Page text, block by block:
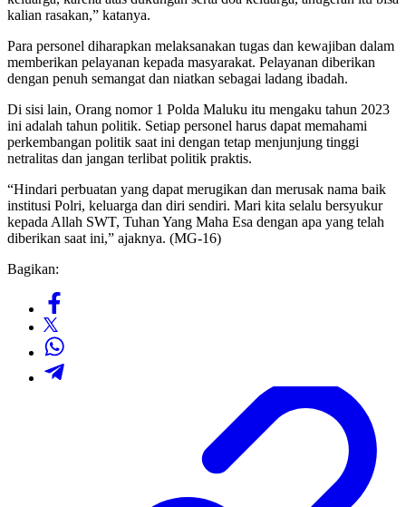
kalian rasakan,” katanya.
Para personel diharapkan melaksanakan tugas dan kewajiban dalam
memberikan pelayanan kepada masyarakat. Pelayanan diberikan
dengan penuh semangat dan niatkan sebagai ladang ibadah.
Di sisi lain, Orang nomor 1 Polda Maluku itu mengaku tahun 2023
ini adalah tahun politik. Setiap personel harus dapat memahami
perkembangan politik saat ini dengan tetap menjunjung tinggi
netralitas dan jangan terlibat politik praktis.
“Hindari perbuatan yang dapat merugikan dan merusak nama baik
institusi Polri, keluarga dan diri sendiri. Mari kita selalu bersyukur
kepada Allah SWT, Tuhan Yang Maha Esa dengan apa yang telah
diberikan saat ini,” ajaknya. (MG-16)
Bagikan: